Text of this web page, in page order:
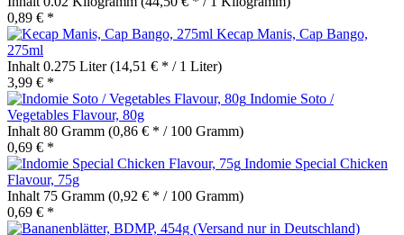
0,89 € *
Kecap Manis, Cap Bango,
275ml
Inhalt 0.275 Liter(14,51 € * / 1 Liter)
3,99 € *
Indomie Soto /
Vegetables Flavour, 80g
Inhalt 80 Gramm (0,86 € * / 100 Gramm)
0,69 € *
Indomie Special Chicken
Flavour, 75g
Inhalt 75 Gramm (0,92 € * / 100 Gramm)
0,69 € *